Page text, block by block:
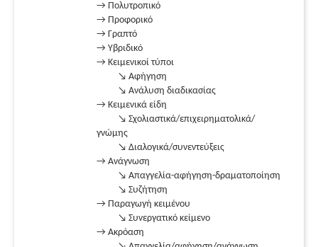
→ Πολυτροπικό
→ Προφορικό
→ Γραπτό
→ Υβριδικό
→ Κειμενικοί τύποι
↘ Αφήγηση
↘ Ανάλυση διαδικασίας
→ Κειμενικά είδη
↘ Σχολιαστικά/επιχειρηματολικά/
γνώμης
↘ Διαλογικά/συνεντεύξεις
→ Ανάγνωση
↘ Απαγγελία-αφήγηση-δραματοποίηση
↘ Συζήτηση
→ Παραγωγή κειμένου
↘ Συνεργατικό κείμενο
→ Ακρόαση